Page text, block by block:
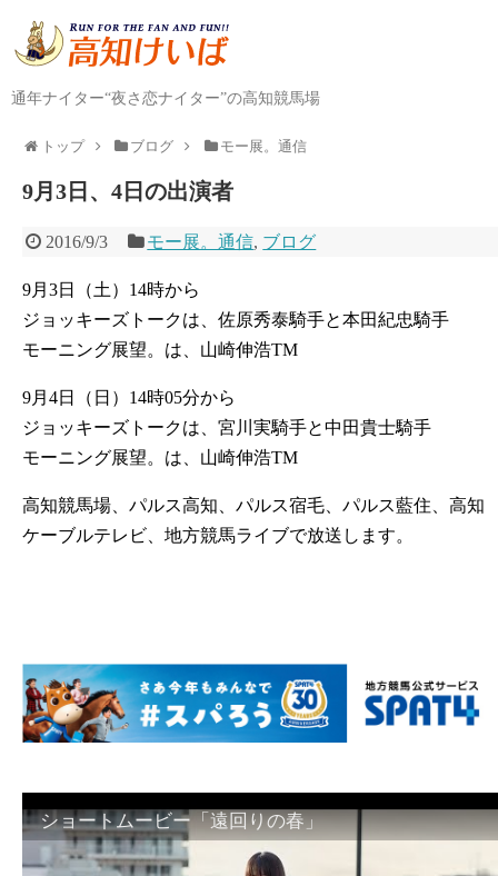
通年ナイター“夜さ恋ナイター”の高知競馬場
トップ ブログ モー展。通信
9月3日、4日の出演者
2016/9/3 モー展。通信, ブログ
9月3日（土）14時から
ジョッキーズトークは、佐原秀泰騎手と本田紀忠騎手
モーニング展望。は、山崎伸浩TM
9月4日（日）14時05分から
ジョッキーズトークは、宮川実騎手と中田貴士騎手
モーニング展望。は、山崎伸浩TM
高知競馬場、パルス高知、パルス宿毛、パルス藍住、高知
ケーブルテレビ、地方競馬ライブで放送します。
ショートムービー「遠回りの春」